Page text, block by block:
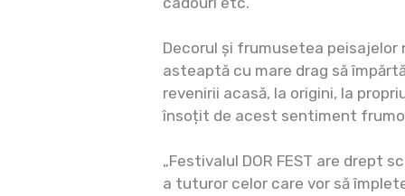
Decorul și frumusetea peisajelor
asteaptă cu mare drag să
revenirii acasă, la origini, la
însoțit de acest sentiment
„Festivalul DOR FEST are drept
a tuturor celor care vor să